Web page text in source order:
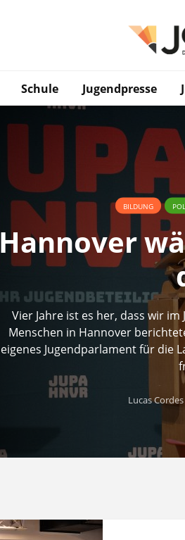
Schule Jugendpresse
BILDUNG
Hannover
Vier Jahre ist es her, dass wir
Menschen in Hannover
eigenes Jugendparlament für die
Lucas Cordes